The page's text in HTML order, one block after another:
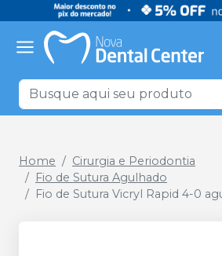
Home
Cirurgia e Periodontia
Fio de Sutura Agulhado
Fio de Sutura Vicryl Rapid 4-0